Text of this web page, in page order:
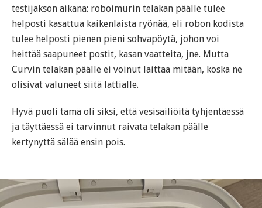
testijakson aikana: roboimurin telakan päälle tulee
helposti kasattua kaikenlaista ryönää, eli robon kodista
tulee helposti pienen pieni sohvapöytä, johon voi
heittää saapuneet postit, kasan vaatteita, jne. Mutta
Curvin telakan päälle ei voinut laittaa mitään, koska ne
olisivat valuneet siitä lattialle.
Hyvä puoli tämä oli siksi, että vesisäiliöitä tyhjentäessä
ja täyttäessä ei tarvinnut raivata telakan päälle
kertynyttä sälää ensin pois.